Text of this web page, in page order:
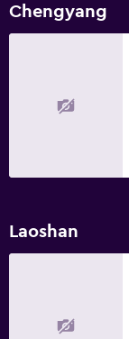
Chengyang
Laoshan